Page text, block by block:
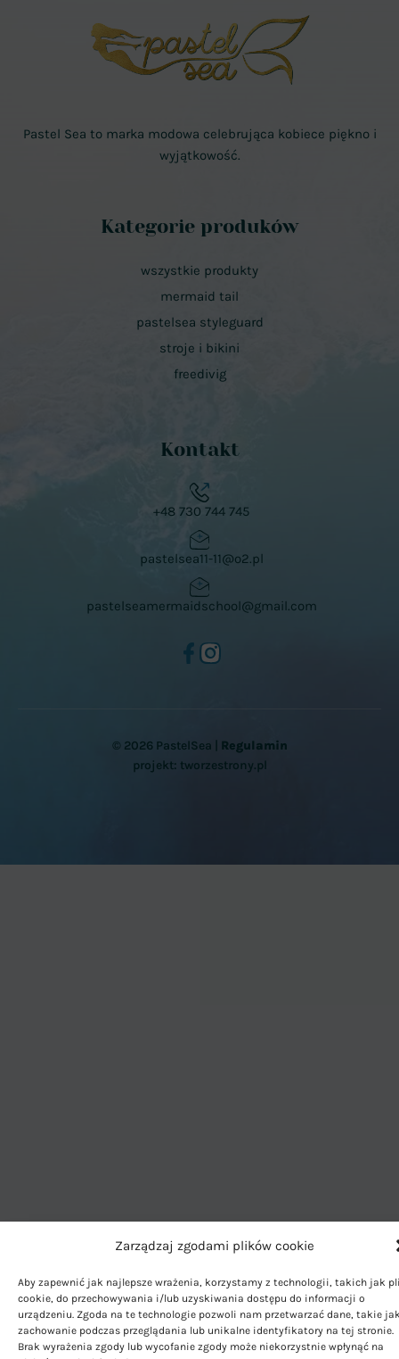
Zarządzaj zgodami plików cookie
Aby zapewnić jak najlepsze wrażenia, korzystamy z technologii, takich jak
cookie, do przechowywania i/lub uzyskiwania dostępu do informacji o
urządzeniu. Zgoda na te technologie pozwoli nam przetwarzać dane, takie
zachowanie podczas przeglądania lub unikalne identyfikatory na tej stronie.
Brak wyrażenia zgody lub wycofanie zgody może niekorzystnie wpłynąć na
Pastel Sea to marka modowa celebrująca kobiece piękno i
wyjątkowość.
Kategorie produków
wszystkie produkty
mermaid tail
pastelsea styleguard
stroje i bikini
freedivig
Kontakt
+48 730 744 745
pastelsea11-11@o2.pl
pastelseamermaidschool@gmail.com
© 2026 PastelSea | Regulamin
projekt: tworzestrony.pl